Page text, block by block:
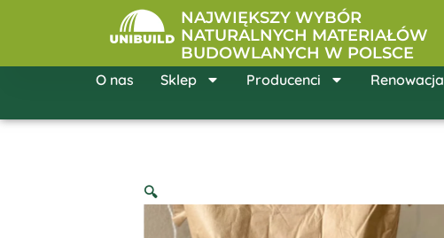
NAJWIĘKSZY WYBÓR
NATURALNYCH MATERIAŁÓW
BUDOWLANYCH W POLSCE
O nas Sklep Producenci Renowacja
🔍